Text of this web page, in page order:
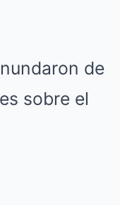
de
sobre el